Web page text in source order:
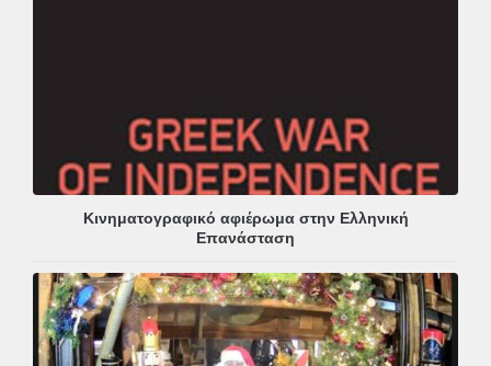
Κινηματογραφικό αφιέρωμα στην Ελληνική
Επανάσταση